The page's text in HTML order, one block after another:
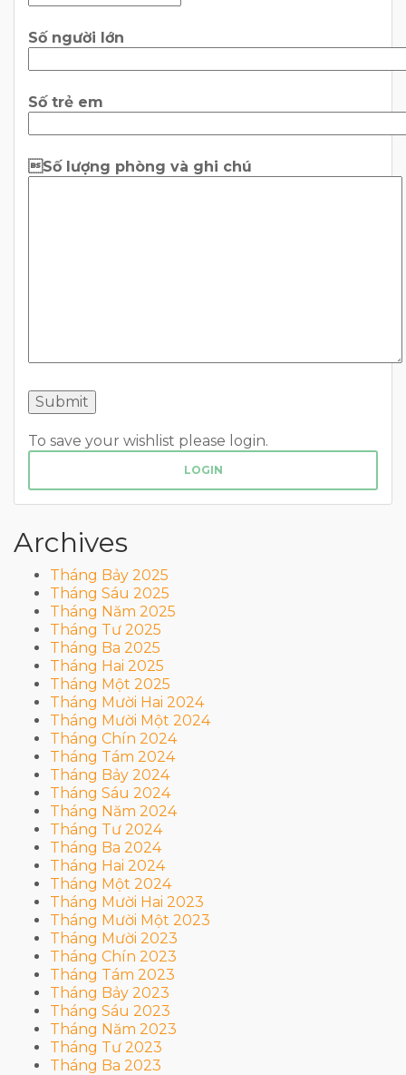
Số người lớn
Số trẻ em
Số lượng phòng và ghi chú
To save your wishlist please login.
LOGIN
Archives
Tháng Bảy 2025
Tháng Sáu 2025
Tháng Năm 2025
Tháng Tư 2025
Tháng Ba 2025
Tháng Hai 2025
Tháng Một 2025
Tháng Mười Hai 2024
Tháng Mười Một 2024
Tháng Chín 2024
Tháng Tám 2024
Tháng Bảy 2024
Tháng Sáu 2024
Tháng Năm 2024
Tháng Tư 2024
Tháng Ba 2024
Tháng Hai 2024
Tháng Một 2024
Tháng Mười Hai 2023
Tháng Mười Một 2023
Tháng Mười 2023
Tháng Chín 2023
Tháng Tám 2023
Tháng Bảy 2023
Tháng Sáu 2023
Tháng Năm 2023
Tháng Tư 2023
Tháng Ba 2023